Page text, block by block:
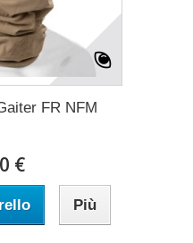
FR NFM
€
Più